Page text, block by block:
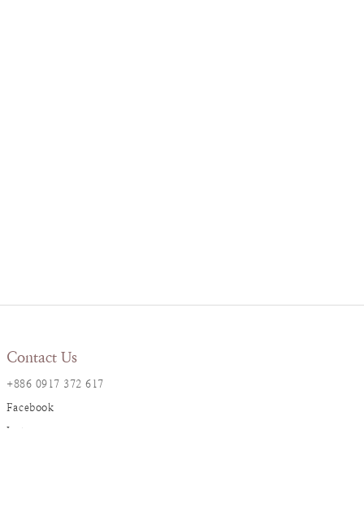
Contact Us
+886 0917 372 617
Facebook
Instagram